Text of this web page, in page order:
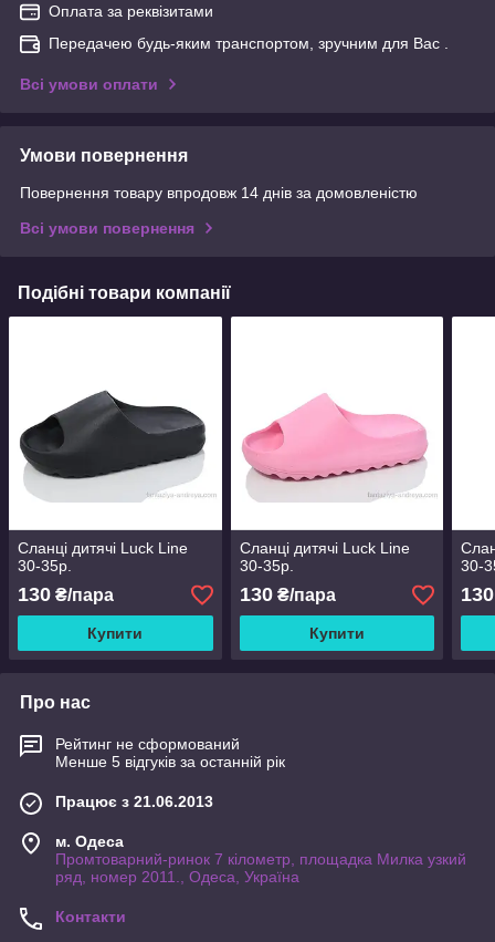
Оплата за реквізитами
Передачею будь-яким транспортом, зручним для Вас .
Всі умови оплати
Умови повернення
Повернення товару впродовж 14 днів за домовленістю
Всі умови повернення
Подібні товари компанії
Сланці дитячі Luck Line
30-35р.
130 ₴/пара
Купити
Сланці дитячі Luck Line
30-35р.
130₴/пара
Купити
30-
130
Про нас
Рейтинг не сформований
Менше 5 відгуків за останній рік
Працює з 21.06.2013
м. Одеса
Промтоварний-ринок 7 кілометр, площадка Милка узкий
ряд, номер 2011., Одеса, Україна
Контакти